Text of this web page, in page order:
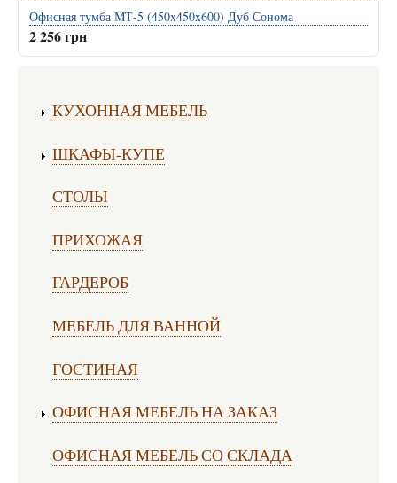
Офисная тумба МТ-5 (450x450x600) Дуб Сонома
2 256 грн
КУХОННАЯ МЕБЕЛЬ
ШКАФЫ-КУПЕ
СТОЛЫ
ПРИХОЖАЯ
ГАРДЕРОБ
МЕБЕЛЬ ДЛЯ ВАННОЙ
ГОСТИНАЯ
ОФИСНАЯ МЕБЕЛЬ НА ЗАКАЗ
ОФИСНАЯ МЕБЕЛЬ СО СКЛАДА